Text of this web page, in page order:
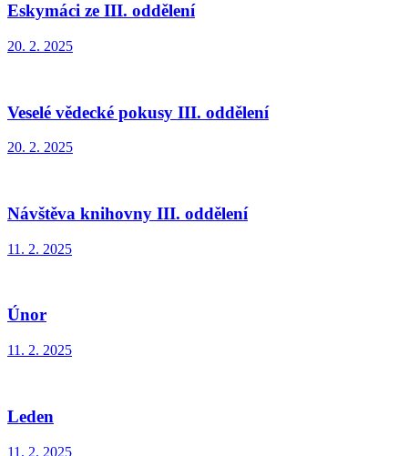
Eskymáci ze III. oddělení
20. 2. 2025
Veselé vědecké pokusy III. oddělení
20. 2. 2025
Návštěva knihovny III. oddělení
11. 2. 2025
Únor
11. 2. 2025
Leden
11. 2. 2025